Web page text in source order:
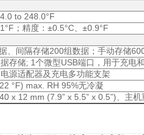
to 248.0°F
； 精度： ±0.5°C、±0.9°F
、间隔存储200组数据；手动存储
存储; 1 个微型USB端口，用于充电
电源适配器及充电多功能支架
°F) max. RH 95%无冷凝
x 12 mm (7.9” x 5.5” x 0.5”)、主机